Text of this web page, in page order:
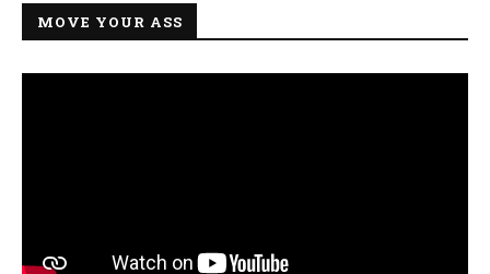
MOVE YOUR ASS